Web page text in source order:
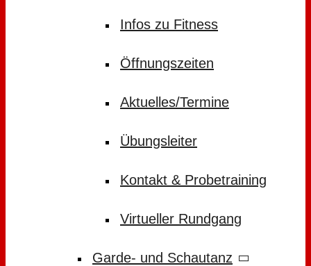
Infos zu Fitness
Öffnungszeiten
Aktuelles/Termine
Übungsleiter
Kontakt & Probetraining
Virtueller Rundgang
Garde- und Schautanz